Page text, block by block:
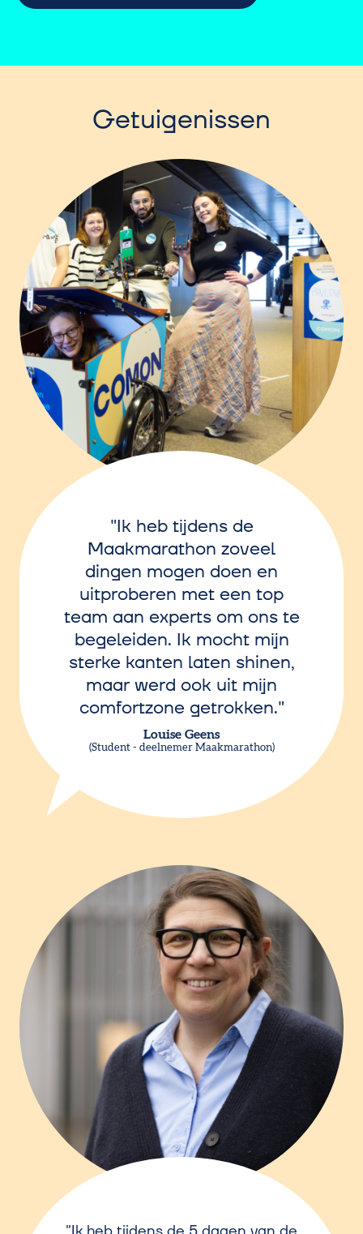
Getuigenissen
Ik heb tijdens de
Maakmarathon zoveel
dingen mogen doen en
uitproberen met een top
team aan experts om ons te
begeleiden. Ik mocht mijn
sterke kanten laten shinen,
maar werd ook uit mijn
comfortzone getrokken.
Louise Geens
Student - deelnemer Maakmarathon